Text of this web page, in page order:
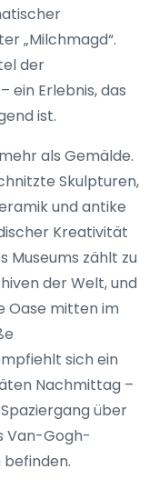
„Milchmagd“.
der
ein Erlebnis, das
ist.
als Gemälde.
Skulpturen,
und antike
Kreativität
Museums zählt zu
der Welt, und
Oase mitten im
sich ein
Nachmittag –
über
Van-Gogh-
befinden.